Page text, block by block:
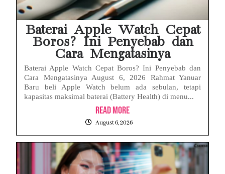
Baterai Apple Watch Cepat
Boros? Ini Penyebab dan
Cara Mengatasinya
Baterai Apple Watch Cepat Boros? Ini Penyebab dan
Cara Mengatasinya August 6, 2026 Rahmat Yanuar
Baru beli Apple Watch belum ada sebulan, tetapi
kapasitas maksimal baterai (Battery Health) di menu...
Read More
August 6, 2026